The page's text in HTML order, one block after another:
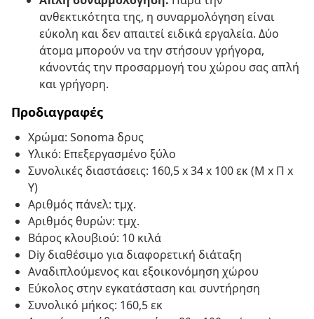
ανθεκτικότητα της, η συναρμολόγηση είναι
εύκολη και δεν απαιτεί ειδικά εργαλεία. Δύο
άτομα μπορούν να την στήσουν γρήγορα,
κάνοντάς την προσαρμογή του χώρου σας απλή
και γρήγορη.
Προδιαγραφές
Χρώμα: Sonoma δρυς
Υλικό: Επεξεργασμένο ξύλο
Συνολικές διαστάσεις: 160,5 x 34 x 100 εκ (Μ x Π x
Υ)
Αριθμός πάνελ: τμχ.
Αριθμός θυρών: τμχ.
Βάρος κλουβιού: 10 κιλά
Diy διαθέσιμο για διαφορετική διάταξη
Αναδιπλούμενος και εξοικονόμηση χώρου
Εύκολος στην εγκατάσταση και συντήρηση
Συνολικό μήκος: 160,5 εκ